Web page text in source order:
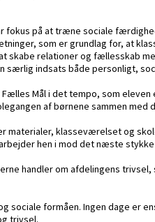
fokus på at træne sociale
som er grundlag for, at
relationer og fællesskab
særlig indsats både personligt,
Mål i det tempo, som eleven
af børnene sammen med
klasseværelset og
hen i mod det næste
handler om afdelingens
sociale formåen. Ingen dage er
trivsel.